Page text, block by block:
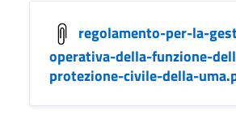
regolamento-per-la-
operativa-della-funzione-
protezione-civile-della-